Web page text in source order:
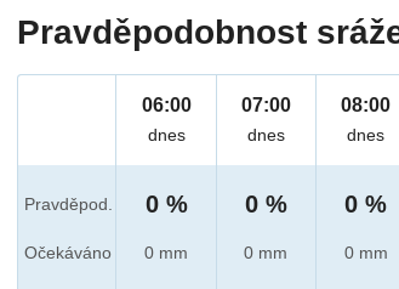
Pravděpodobnost
Pravděpod.
Očekáváno
06:00
dnes
0 %
0 mm
07:00
dnes
0 %
0 mm
08:00
dnes
0 %
0 mm